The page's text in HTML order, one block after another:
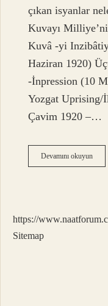
çıkan isyanlar
Kuvayı
Kuvâ -yi
Haziran 1920)
-İnpression (10
Yozgat Uprising/
Çavim 1920 –…
Devamını okuyun
https://
Sitemap